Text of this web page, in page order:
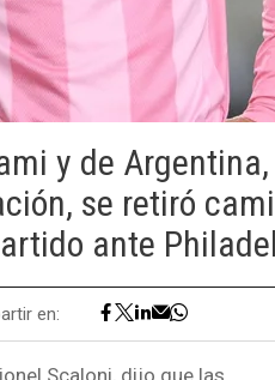
y de
se retiró
ante
en: